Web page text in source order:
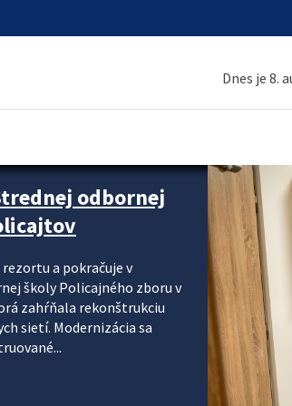
Dnes je 8.
odbornej
a pokračuje v
školy Policajného zboru v
zahŕňala rekonštrukciu
sietí. Modernizácia sa